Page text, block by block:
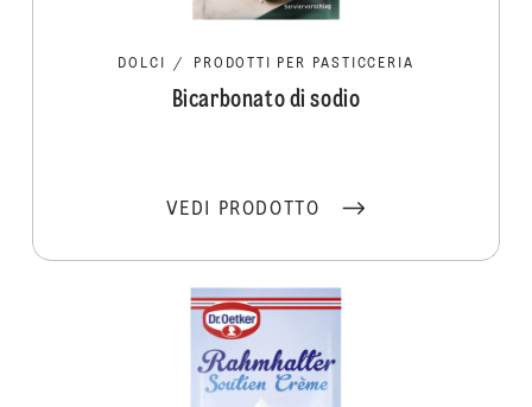
DOLCI / PRODOTTI PER PASTICCERIA
Bicarbonato di sodio
VEDI PRODOTTO